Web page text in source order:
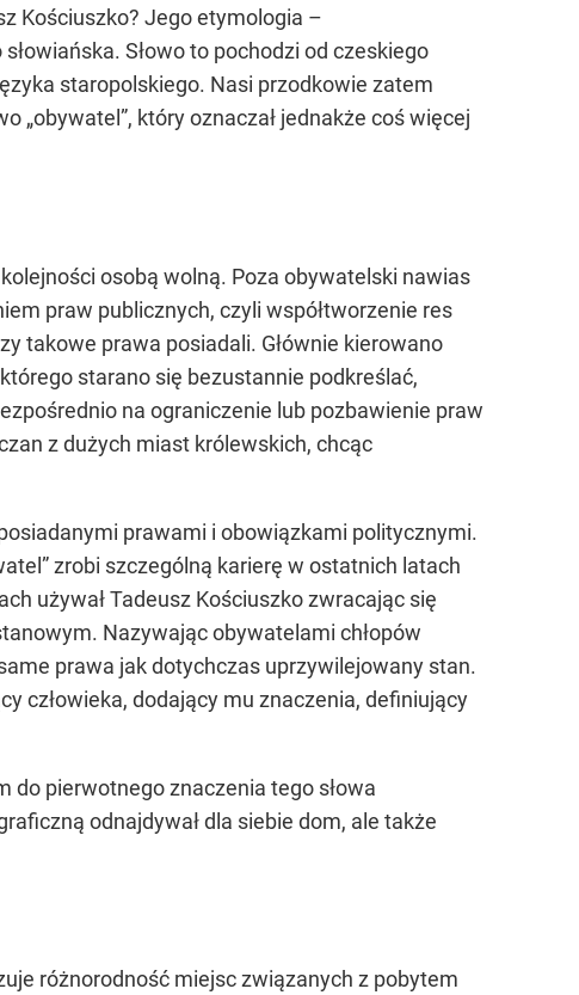
Kościuszko? Jego etymologia –
Słowo to pochodzi od czeskiego
staropolskiego. Nasi przodkowie zatem
„obywatel”, który oznaczał jednakże coś więcej
osobą wolną. Poza obywatelski nawias
praw publicznych, czyli współtworzenie res
takowe prawa posiadali. Głównie kierowano
starano się bezustannie podkreślać,
na ograniczenie lub pozbawienie praw
z dużych miast królewskich, chcąc
prawami i obowiązkami politycznymi.
zrobi szczególną karierę w ostatnich latach
używał Tadeusz Kościuszko zwracając się
Nazywając obywatelami chłopów
prawa jak dotychczas uprzywilejowany stan.
człowieka, dodający mu znaczenia, definiujący
do pierwotnego znaczenia tego słowa
odnajdywał dla siebie dom, ale także
różnorodność miejsc związanych z pobytem